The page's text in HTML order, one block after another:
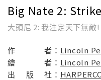
Big Nate 2:
大頭尼 2: 我注定天下無敵!
作 者： Lincoln
繪
者： Lincoln
出
版 社：